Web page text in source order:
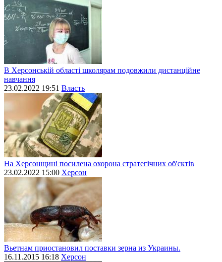
В Херсонській області школярам подовжили дистанційне
навчання
23.02.2022 19:51 Власть
На Херсонщині посилена охорона стратегічних об'єктів
23.02.2022 15:00 Херсон
Вьетнам приостановил поставки зерна из Украины.
16.11.2015 16:18 Херсон